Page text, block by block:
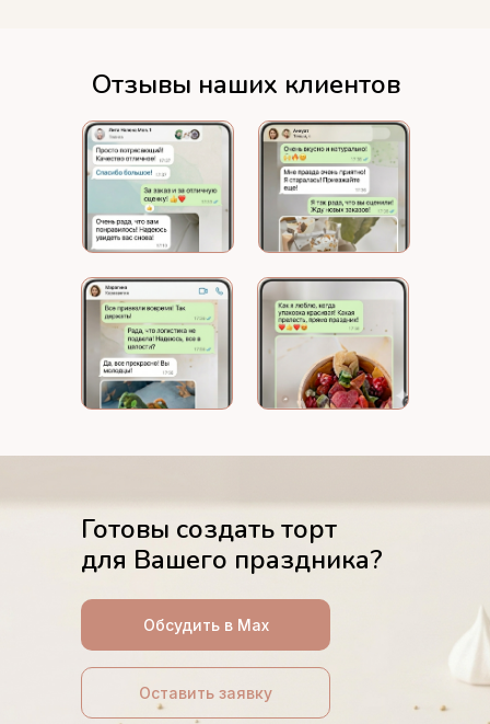
Отзывы наших клиентов
Оставить заявку
Обсудить в Max
Готовы создать торт
для Вашего праздника?